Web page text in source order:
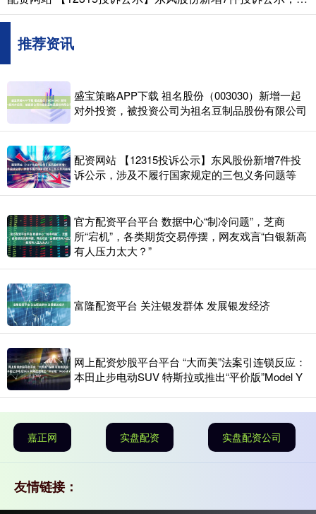
推荐资讯
盛宝策略APP下载 祖名股份（003030）新增一起
对外投资，被投资公司为祖名豆制品股份有限公司
配资网站 【12315投诉公示】东风股份新增7件投
诉公示，涉及不履行国家规定的三包义务问题等
官方配资平台平台 数据中心“制冷问题”，芝商
所“宕机”，各类期货交易停摆，网友戏言“白银新高
有人压力太大？”
富隆配资平台 关注银发群体 发展银发经济
网上配资炒股平台平台 “大而美”法案引连锁反应：
本田止步电动SUV 特斯拉或推出“平价版”Model Y
嘉正网 实盘配资 实盘配资公司
友情链接：